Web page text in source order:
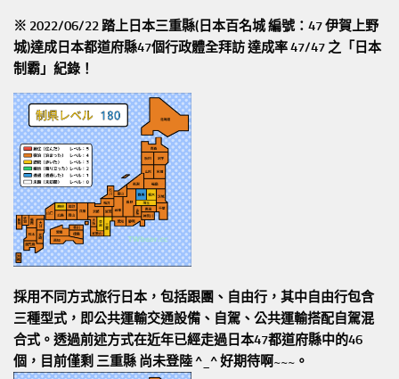
※ 2022/06/22 踏上日本三重縣(日本百名城 編號：47 伊賀上野
城)達成日本都道府縣47個行政體全拜訪達成率 47/47 之「日本
制霸」紀錄！
採用不同方式旅行日本，包括跟團、自由行，其中自由行包含
三種型式，即公共運輸交通設備、自駕、公共運輸搭配自駕混
合式。透過前述方式在近年已經走過日本47都道府縣中的46
個，目前僅剩 三重縣 尚未登陸 ^_^ 好期待啊~~~。